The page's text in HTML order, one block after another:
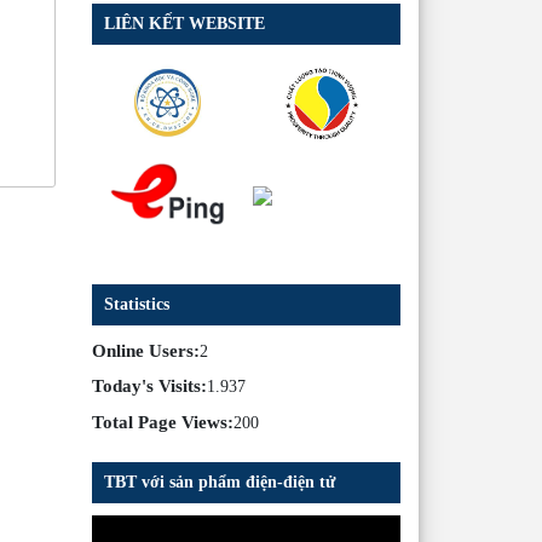
LIÊN KẾT WEBSITE
Statistics
Online Users:2
Today's Visits:1.937
Total Page Views:200
TBT với sản phẩm điện-điện tử